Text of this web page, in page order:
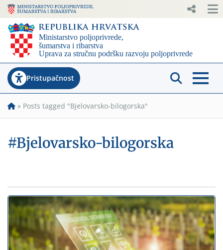
Pristupačnost
» Posts tagged "Bjelovarsko-bilogorska"
#Bjelovarsko-bilogorska